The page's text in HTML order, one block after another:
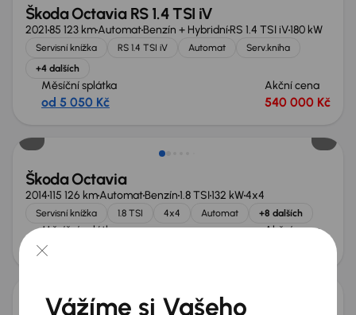
Škoda Octavia RS 1.4 TSI iV
202185 123 kmAutomatBenzín + HybridníRS 1.4 TSI iV180 kW
Servisní knížka RS 1.4 TSI iV Automat
Serv.kniha
+4 dalších
Měsíční splátka
od 5 050 Kč
Akční cena
540 000 Kč
Škoda Octavia
2014115 126 kmAutomatBenzín1.8 TSI132 kW4x4
Servisní knížka 1.8 TSI 4x4 Automat +8 dalších
Měsíční splátka
od 2 273 Kč
Akční cena
Zlevněno o 30 000 Kč
Vážíme si Vašeho